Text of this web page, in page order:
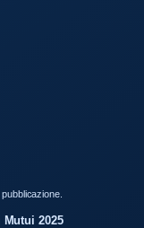
2025